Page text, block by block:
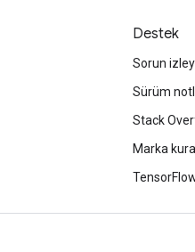
Destek
Sorun
Sürüm
Stack
Marka